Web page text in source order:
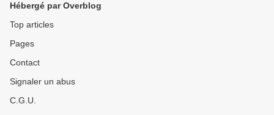
Hébergé par Overblog
Top articles
Pages
Contact
Signaler un abus
C.G.U.